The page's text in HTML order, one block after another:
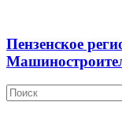
Пензенское